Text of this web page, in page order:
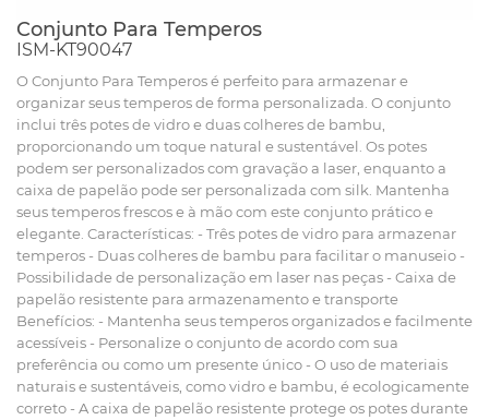
Conjunto Para Temperos
ISM-KT90047
O Conjunto Para Temperos é perfeito para armazenar e
organizar seus temperos de forma personalizada. O conjunto
inclui três potes de vidro e duas colheres de bambu,
proporcionando um toque natural e sustentável. Os potes
podem ser personalizados com gravação a laser, enquanto a
caixa de papelão pode ser personalizada com silk. Mantenha
seus temperos frescos e à mão com este conjunto prático e
elegante. Características: - Três potes de vidro para armazenar
temperos - Duas colheres de bambu para facilitar o manuseio -
Possibilidade de personalização em laser nas peças - Caixa de
papelão resistente para armazenamento e transporte
Benefícios: - Mantenha seus temperos organizados e facilmente
acessíveis - Personalize o conjunto de acordo com sua
preferência ou como um presente único - O uso de materiais
naturais e sustentáveis, como vidro e bambu, é ecologicamente
correto - A caixa de papelão resistente protege os potes durante